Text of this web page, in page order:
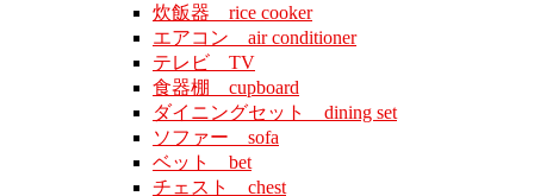
炊飯器 rice cooker
エアコン air conditioner
テレビ TV
食器棚 cupboard
ダイニングセット dining set
ソファー sofa
ベット bet
チェスト chest